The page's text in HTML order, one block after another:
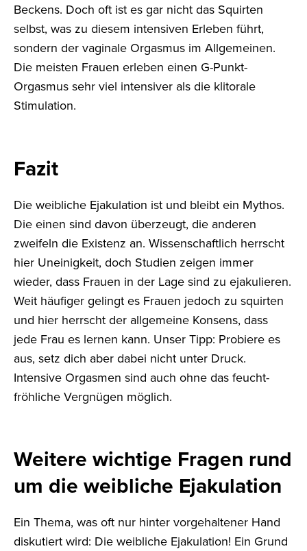
Beckens. Doch oft ist es gar nicht das Squirten
selbst, was zu diesem intensiven Erleben führt,
sondern der vaginale Orgasmus im Allgemeinen.
Die meisten Frauen erleben einen G-Punkt-
Orgasmus sehr viel intensiver als die klitorale
Stimulation.
Fazit
Die weibliche Ejakulation ist und bleibt ein Mythos.
Die einen sind davon überzeugt, die anderen
zweifeln die Existenz an. Wissenschaftlich herrscht
hier Uneinigkeit, doch Studien zeigen immer
wieder, dass Frauen in der Lage sind zu ejakulieren.
Weit häufiger gelingt es Frauen jedoch zu squirten
und hier herrscht der allgemeine Konsens, dass
jede Frau es lernen kann. Unser Tipp: Probiere es
aus, setz dich aber dabei nicht unter Druck.
Intensive Orgasmen sind auch ohne das feucht-
fröhliche Vergnügen möglich.
Weitere wichtige Fragen rund
um die weibliche Ejakulation
Ein Thema, was oft nur hinter vorgehaltener Hand
diskutiert wird: Die weibliche Ejakulation! Ein Grund